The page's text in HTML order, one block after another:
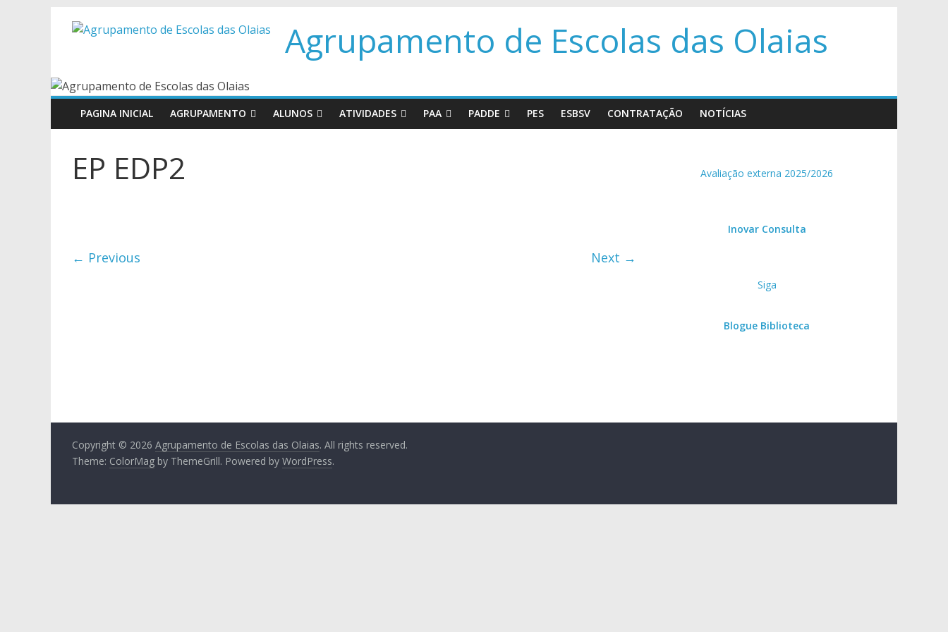
Agrupamento de Escolas das Olaias
PAGINA INICIAL AGRUPAMENTO ALUNOS ATIVIDADES PAA PADDE PES ESBSV CONTRATAÇÃO NOTÍCIAS
EP EDP2
← Previous Next →
Avaliação externa 2025/2026
Inovar Consulta
Siga
Blogue Biblioteca
Copyright © 2026 Agrupamento de Escolas das Olaias. All rights reserved.
Theme: ColorMag by ThemeGrill. Powered by WordPress.